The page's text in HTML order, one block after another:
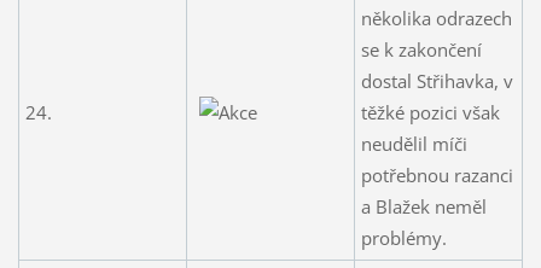
24.
několika odrazech
se k zakončení
dostal Střihavka, v
těžké pozici však
neudělil míči
potřebnou razanci
a Blažek neměl
problémy.